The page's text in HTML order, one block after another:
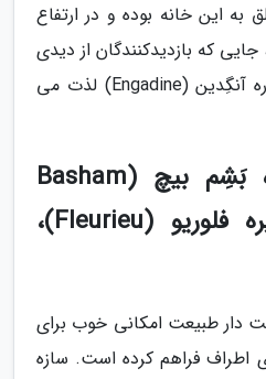
این خانه بوده و در ارتفاع
جایی که بازدیدکنندگان از دیدی
خارق العاده رو به سمت دره آنگِدین (Engadine) لذت می
پارک حفاظت شده بَشِم بیچ (Basham
Beach)، شبه جزیره فلوریو (Fleurieu)،
دار طبیعت امکانی خوب برای
اطراف فراهم کرده است. سازه